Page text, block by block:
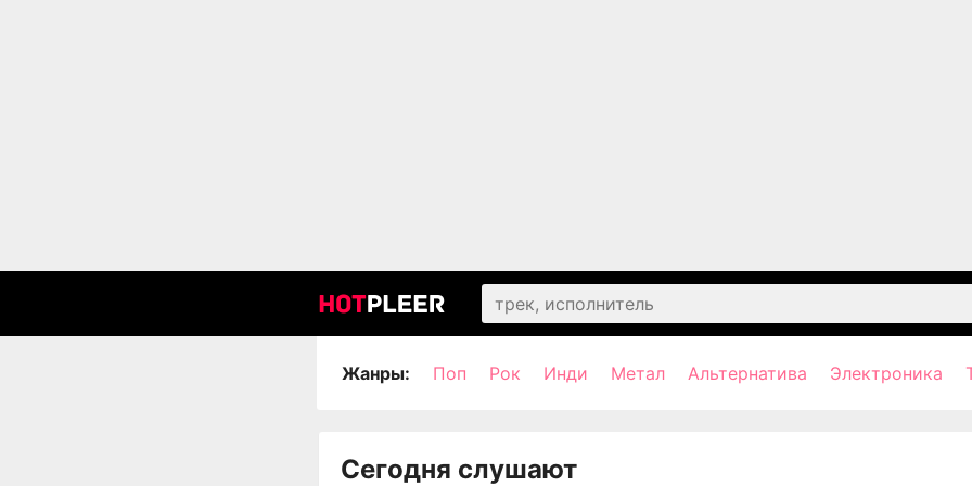
Жанры: Поп Рок Инди Метал Альтернатива Электроника
Сегодня слушают